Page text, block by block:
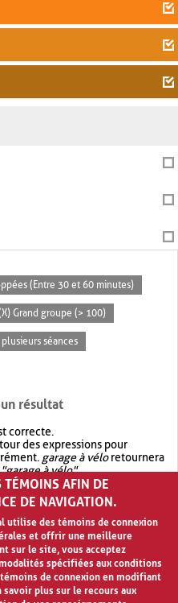
(Entre 30 et 60 minutes)
Grand groupe (> 100)
plusieurs séances
résultat
correcte.
des expressions pour
garage à véloretournera
"garage à vélo".
avec OR.garage OR vélo
quegarage à vélo
TÉMOINS AFIN DE
DE NAVIGATION.
utilise des témoins de connexion
et offrir une meilleure
sur le site, vous acceptez
spécifiées aux conditions
de connexion en modifiant
plus sur le recours aux